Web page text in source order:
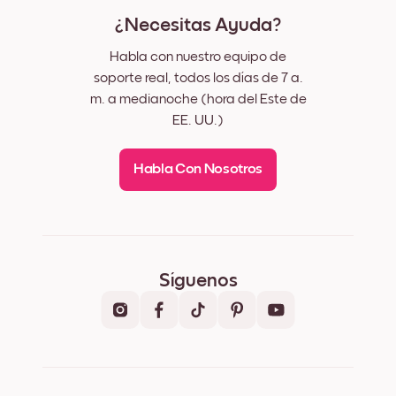
¿Necesitas Ayuda?
Habla con nuestro equipo de
soporte real, todos los días de 7 a.
m. a medianoche (hora del Este de
EE. UU.)
Habla Con Nosotros
Síguenos